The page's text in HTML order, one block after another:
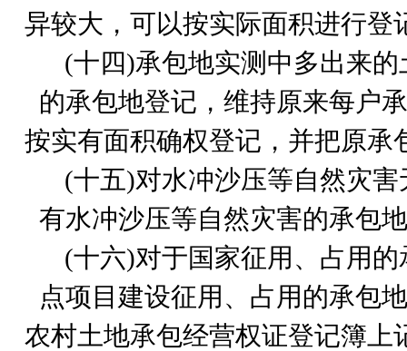
异较大，可以按实际面积进行
(十四)承包地实测中多出来
的承包地登记，维持原来每户
按实有面积确权登记，并把原
(十五)对水冲沙压等自然灾
有水冲沙压等自然灾害的承包
(十六)对于国家征用、占用
点项目建设征用、占用的承包
农村土地承包经营权证登记簿